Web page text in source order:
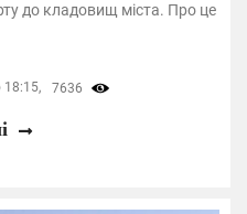
до кладовищ міста. Про це
18:15, 7636